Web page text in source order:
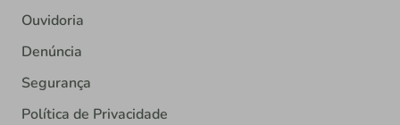
Ouvidoria
Denúncia
Segurança
Política de Privacidade